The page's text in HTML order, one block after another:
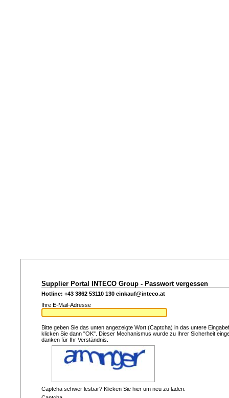
Supplier Portal INTECO Group - Passwort vergessen
Hotline: +43 3862 53110 130 einkauf@inteco.at
Ihre E-Mail-Adresse
Bitte geben Sie das unten angezeigte Wort (Captcha) in das untere
klicken Sie dann "OK". Dieser Mechanismus wurde zu Ihrer Sicherheit
danken für Ihr Verständnis.
Captcha schwer lesbar? Klicken Sie hier um neu zu laden.